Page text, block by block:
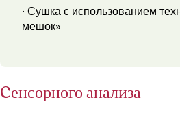
· Сушка с использованием
мешок»
Cенсорного анализа